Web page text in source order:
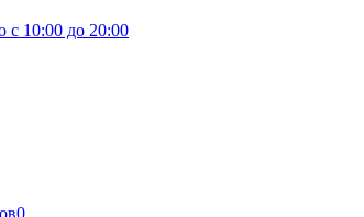
с 10:00 до 20:00
0